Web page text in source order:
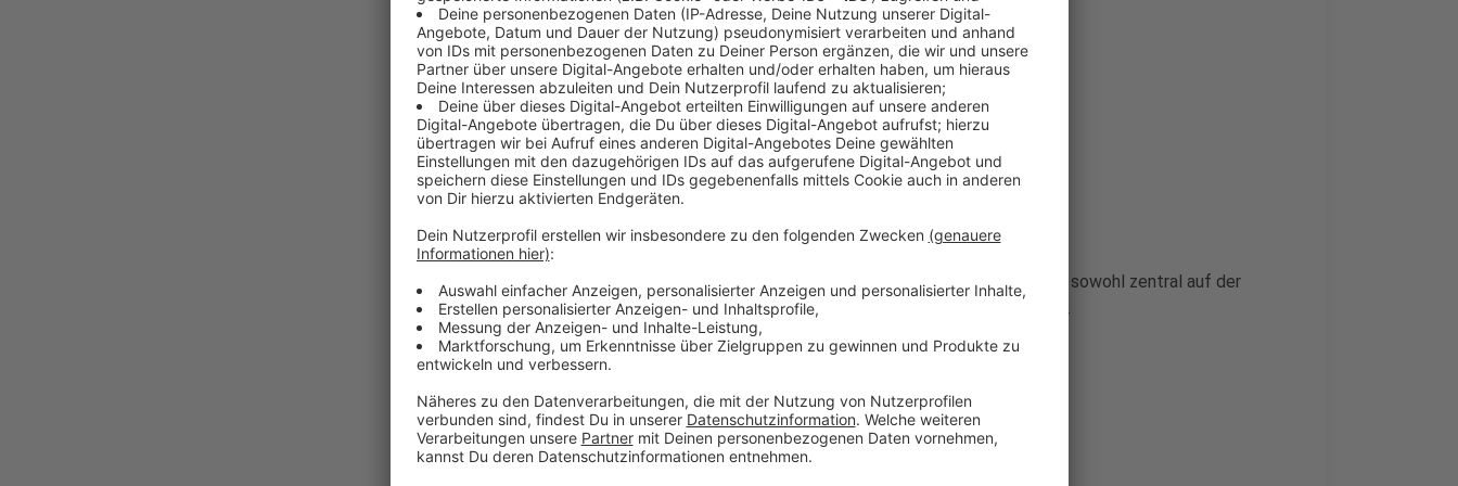
Die Fortuna sicherte sich darüber hinaus eine Kaufoption.
Anzeige
Muslija ist flexibel einsetzbar
Anzeige
Der 27jährige hat in 125 Zweitliga-Spielen 29 Tore erzielt. Er kann sowohl zentral auf der
Zehnerposition als auch auf den Außenbahnen eingesetzt werden.
Anzeige
Weitere Infos und Links zum Thema:
Anzeige